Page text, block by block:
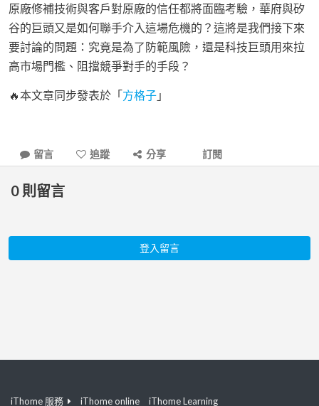
原廠修補技術與客戶對原廠的信任都將面臨考驗，華府與矽
谷的巨頭又是如何聯手介入這場危機的？這將是我們接下來
要討論的問題：究竟是為了防範風險，還是科技巨頭用來拉
高市場門檻、阻擋競爭對手的手段？
🔥本文章同步發表於「方格子 」
留言 追蹤 分享 訂閱
0 則留言
登入留言
iThome 服務 iThome online iThome Learning